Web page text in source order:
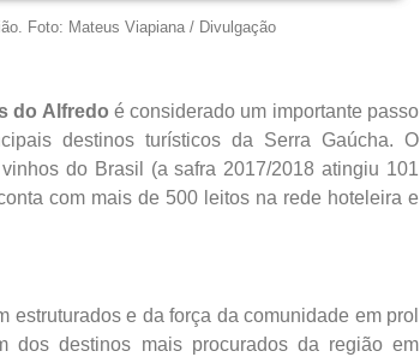
Foto: Mateus Viapiana / Divulgação
do Alfredo é considerado um importante passo
destinos turísticos da Serra Gaúcha. O
do Brasil (a safra 2017/2018 atingiu 101
com mais de 500 leitos na rede hoteleira e
estruturados e da força da comunidade em prol
dos destinos mais procurados da região em